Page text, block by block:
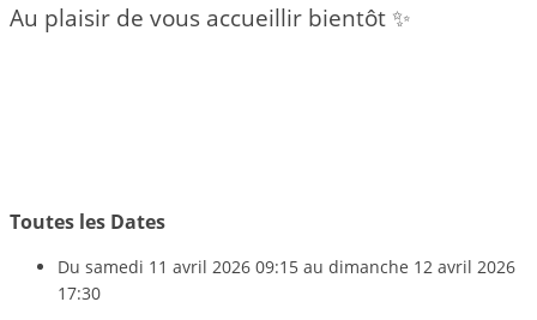
Au plaisir de vous accueillir bientôt ✨
Toutes les Dates
Du samedi 11 avril 2026 09:15 au dimanche 12 avril 2026
17:30